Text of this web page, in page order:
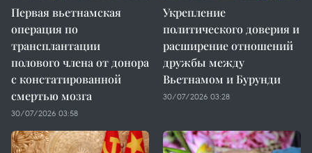
Первая вьетнамская
операция по
трансплантации
полового члена от донора
с констатированной
смертью мозга
30/07/2026 03:58
Укрепление
политического доверия и
расширение отношений
дружбы между
Вьетнамом и Бурунди
30/07/2026 03:28